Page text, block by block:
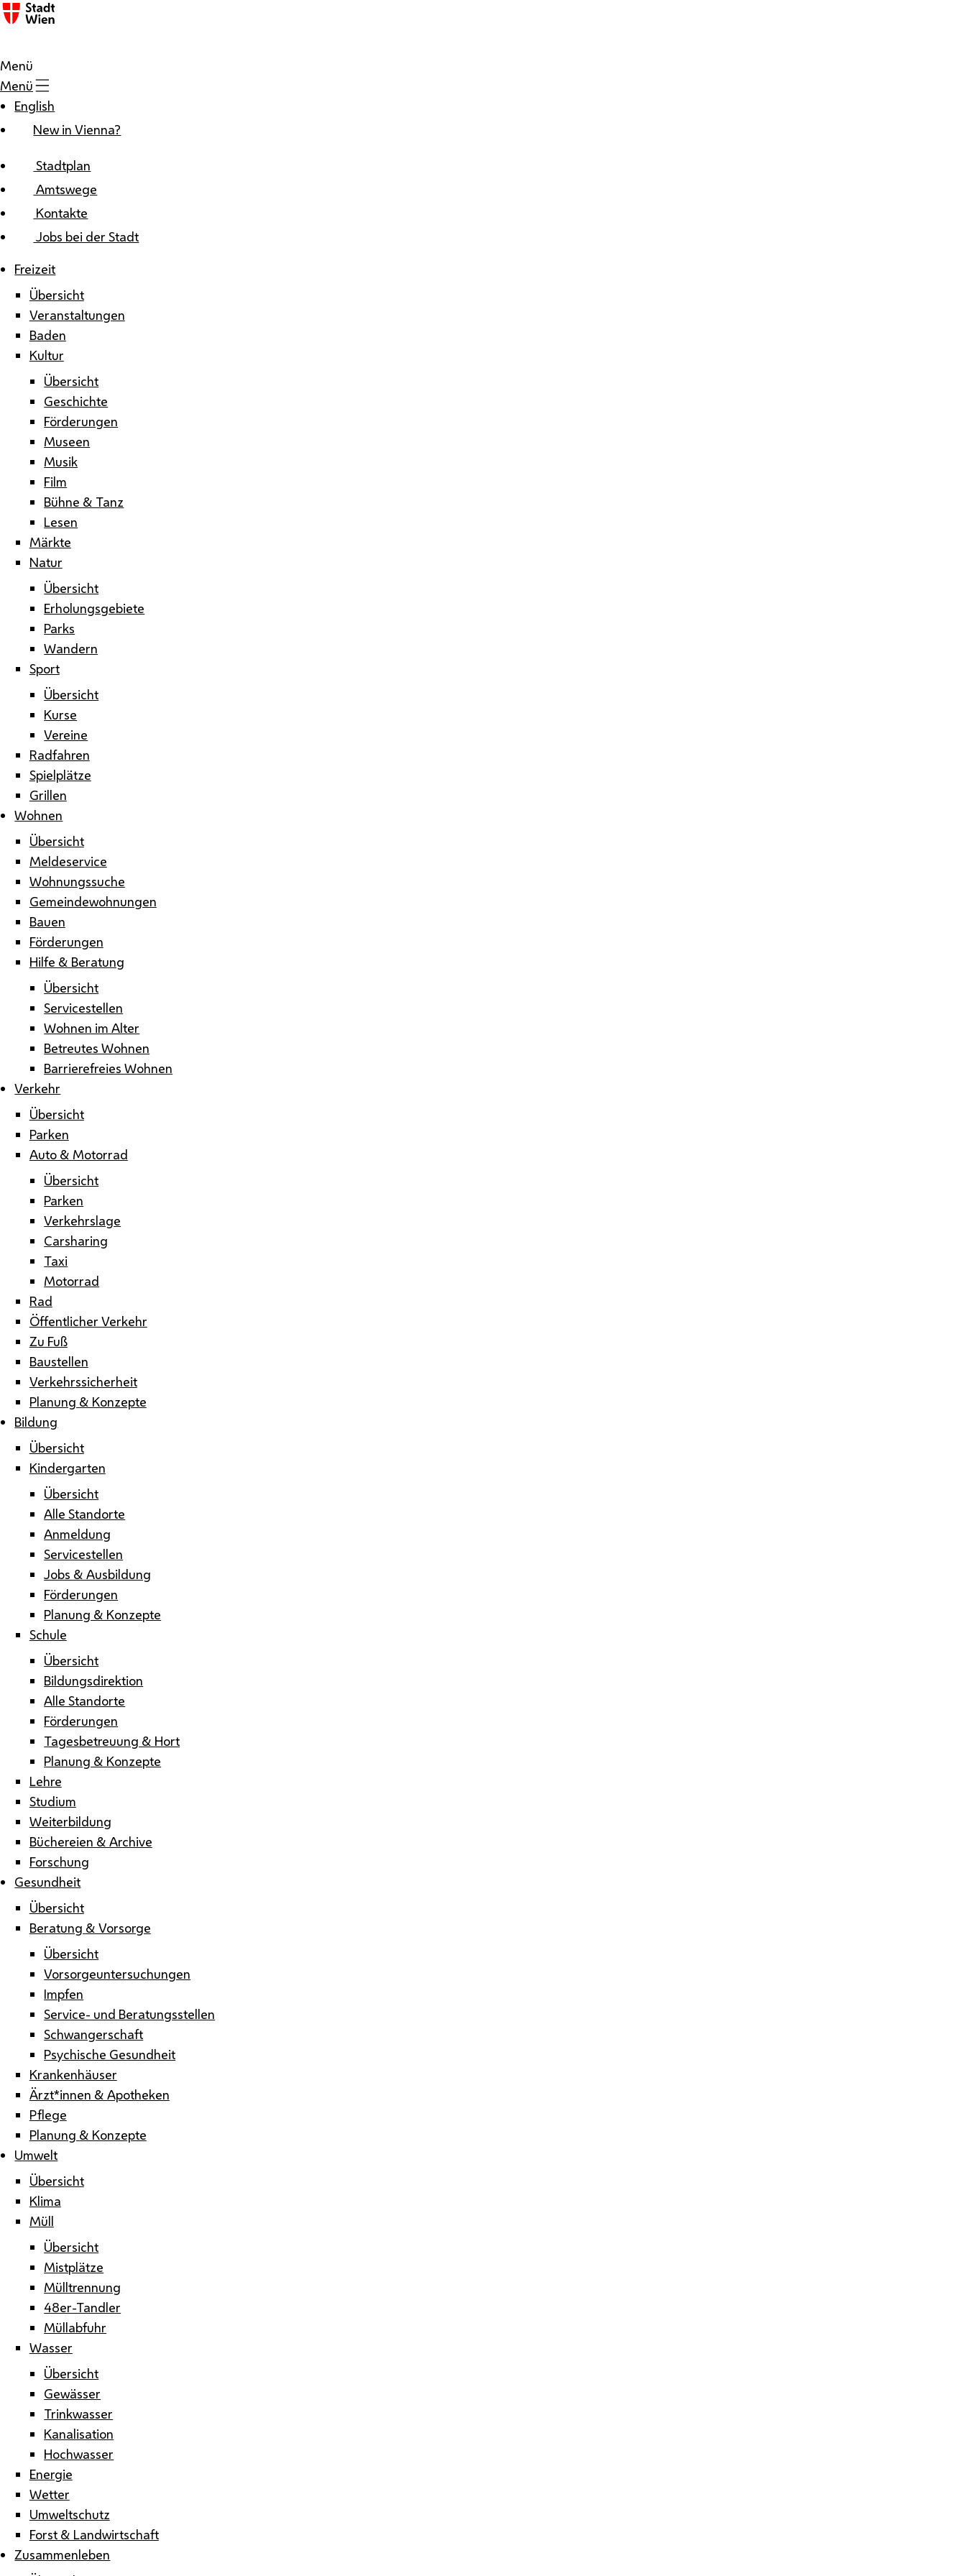
Zum Inhalt
Menü
Menü
English
New in Vienna?
Stadtplan
Amtswege
Kontakte
Jobs bei der Stadt
Freizeit
Übersicht
Veranstaltungen
Baden
Kultur
Übersicht
Geschichte
Förderungen
Museen
Musik
Film
Bühne & Tanz
Lesen
Märkte
Natur
Übersicht
Erholungsgebiete
Parks
Wandern
Sport
Übersicht
Kurse
Vereine
Radfahren
Spielplätze
Grillen
Wohnen
Übersicht
Meldeservice
Wohnungssuche
Gemeindewohnungen
Bauen
Förderungen
Hilfe & Beratung
Übersicht
Servicestellen
Wohnen im Alter
Betreutes Wohnen
Barrierefreies Wohnen
Verkehr
Übersicht
Parken
Auto & Motorrad
Übersicht
Parken
Verkehrslage
Carsharing
Taxi
Motorrad
Rad
Öffentlicher Verkehr
Zu Fuß
Baustellen
Verkehrssicherheit
Planung & Konzepte
Bildung
Übersicht
Kindergarten
Übersicht
Alle Standorte
Anmeldung
Servicestellen
Jobs & Ausbildung
Förderungen
Planung & Konzepte
Schule
Übersicht
Bildungsdirektion
Alle Standorte
Förderungen
Tagesbetreuung & Hort
Planung & Konzepte
Lehre
Studium
Weiterbildung
Büchereien & Archive
Forschung
Gesundheit
Übersicht
Beratung & Vorsorge
Übersicht
Vorsorgeuntersuchungen
Impfen
Service- und Beratungsstellen
Schwangerschaft
Psychische Gesundheit
Krankenhäuser
Ärzt*innen & Apotheken
Pflege
Planung & Konzepte
Umwelt
Übersicht
Klima
Müll
Übersicht
Mistplätze
Mülltrennung
48er-Tandler
Müllabfuhr
Wasser
Übersicht
Gewässer
Trinkwasser
Kanalisation
Hochwasser
Energie
Wetter
Umweltschutz
Forst & Landwirtschaft
Zusammenleben